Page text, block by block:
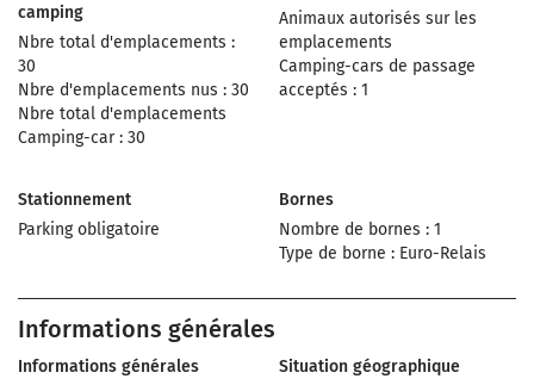
camping
Nbre total d'emplacements :
30
Nbre d'emplacements nus : 30
Nbre total d'emplacements
Camping-car : 30
Animaux autorisés sur les
emplacements
Camping-cars de passage
acceptés : 1
Stationnement
Parking obligatoire
Bornes
Nombre de bornes : 1
Type de borne : Euro-Relais
Informations générales
Informations générales
Situation géographique